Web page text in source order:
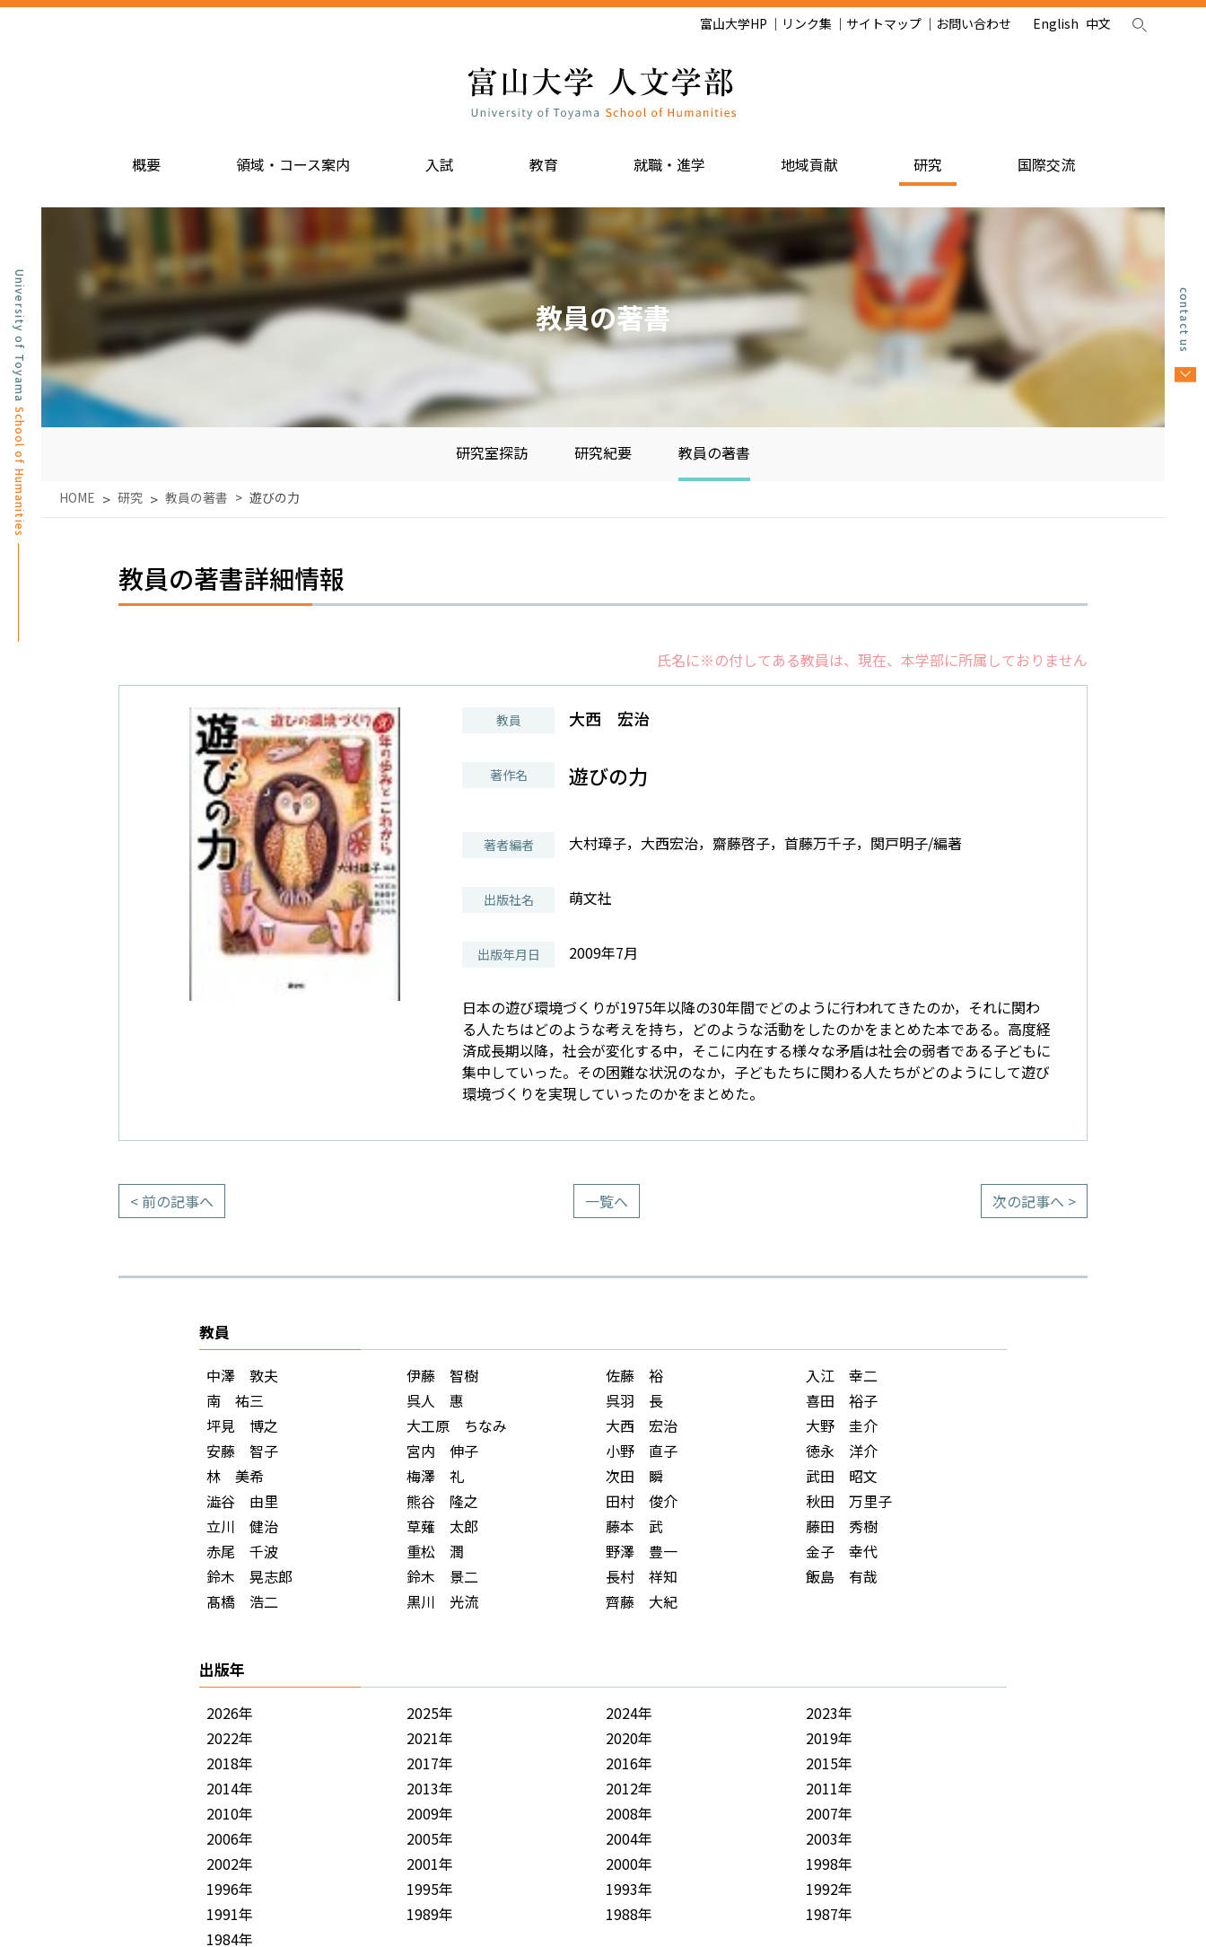
富山大学HP リンク集 サイトマップ お問い合わせ English 中文
概要 領域・コース案内 入試 教育 就職・進学 地域貢献 研究 国際交流
教員の著書
研究室探訪 研究紀要 教員の著書
HOME 研究 教員の著書 遊びの力
教員の著書詳細情報
氏名に※の付してある教員は、現在、本学部に所属しておりません
教員 大西 宏治
著作名 遊びの力
著者編者 大村璋子，大西宏治，齋藤啓子，首藤万千子，関戸明子/編著
出版社名 萌文社
出版年月日 2009年7月
日本の遊び環境づくりが1975年以降の30年間でどのように行われてきたのか，それに関わ
る人たちはどのような考えを持ち，どのような活動をしたのかをまとめた本である。高度経
済成長期以降，社会が変化する中，そこに内在する様々な矛盾は社会の弱者である子どもに
集中していった。その困難な状況のなか，子どもたちに関わる人たちがどのようにして遊び
環境づくりを実現していったのかをまとめた。
< 前の記事へ 一覧へ 次の記事へ >
教員
中澤 敦夫 伊藤 智樹 佐藤 裕
入江 幸二
南 祐三
呉人 惠 呉羽 長
喜田 裕子
坪見 博之
大工原 ちなみ 大西 宏治
大野 圭介
安藤 智子
宮内 伸子 小野 直子
徳永 洋介
林 美希
梅澤 礼 次田 瞬
武田 昭文
澁谷 由里
熊谷 隆之 田村 俊介
秋田 万里子
立川 健治
草薙 太郎 藤本 武
藤田 秀樹
赤尾 千波
重松 潤 野澤 豊一
金子 幸代
鈴木 晃志郎
鈴木 景二 長村 祥知
飯島 有哉
髙橋 浩二
黒川 光流 齊藤 大紀
出版年
2026年 2025年 2024年
2023年
2022年
2021年 2020年
2019年
2018年
2017年 2016年
2015年
2014年
2013年 2012年
2011年
2010年
2009年 2008年
2007年
2006年
2005年 2004年
2003年
2002年
2001年 2000年
1998年
1996年
1995年 1993年
1992年
1991年
1989年 1988年
1987年
1984年
University of Toyama
School of Humanities
contact us